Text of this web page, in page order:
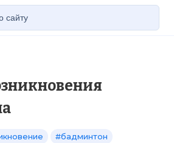
#бадминтон